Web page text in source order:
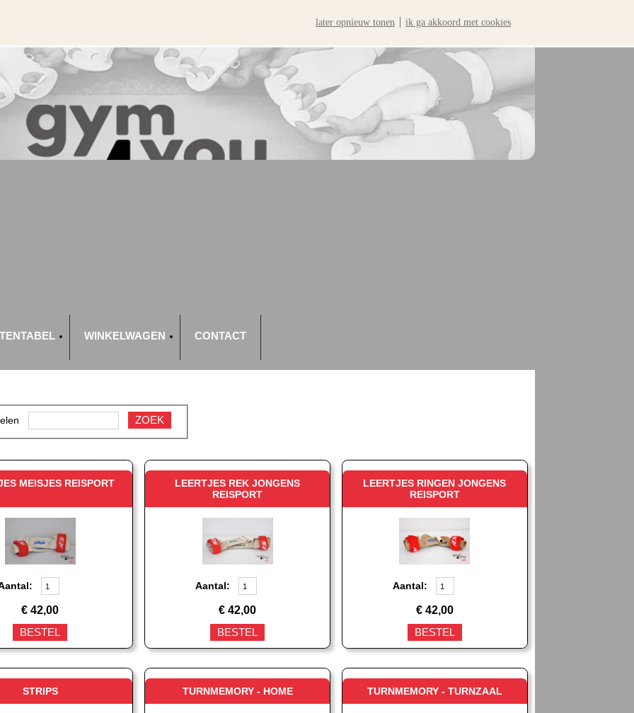
WINKELWAGEN CONTACT
ZOEK
MEISJES REISPORT
€42,00
BESTEL
LEERTJES REK JONGENS
REISPORT
Aantal:
€42,00
BESTEL
LEERTJES RINGEN JONGENS
REISPORT
Aantal:
€ 42,00
BESTEL
STRIPS TURNMEMORY - HOME TURNMEMORY - TURNZAAL
later opnieuw tonen ik ga akkoord met cookies